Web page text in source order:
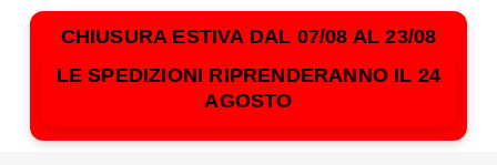
CHIUSURA ESTIVA DAL 07/08 AL 23/08
LE SPEDIZIONI RIPRENDERANNO IL 24
AGOSTO